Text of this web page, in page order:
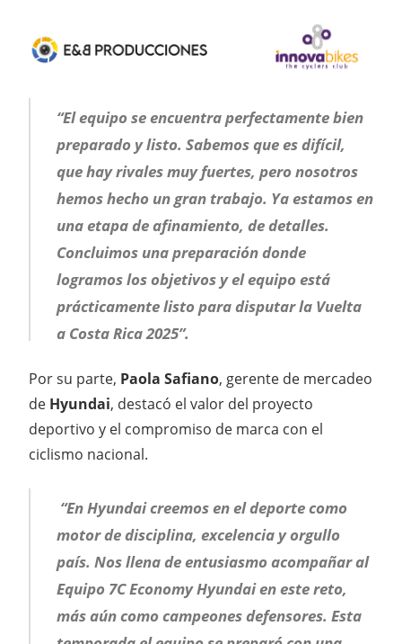
“El equipo se encuentra perfectamente bien
preparado y listo. Sabemos que es difícil,
que hay rivales muy fuertes, pero nosotros
hemos hecho un gran trabajo. Ya estamos en
una etapa de afinamiento, de detalles.
Concluimos una preparación donde
logramos los objetivos y el equipo está
prácticamente listo para disputar la Vuelta
a Costa Rica 2025”.
Por su parte, Paola Safiano, gerente de mercadeo
de Hyundai, destacó el valor del proyecto
deportivo y el compromiso de marca con el
ciclismo nacional.
“En Hyundai creemos en el deporte como
motor de disciplina, excelencia y orgullo
país. Nos llena de entusiasmo acompañar al
Equipo 7C Economy Hyundai en este reto,
más aún como campeones defensores. Esta